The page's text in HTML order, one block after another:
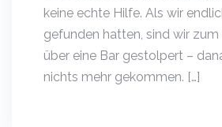
keine echte Hilfe. Als wir
gefunden hatten, sind wir
über eine Bar gestolpert –
nichts mehr gekommen. […]